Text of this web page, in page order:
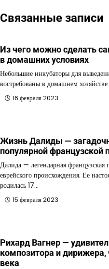
Связанные записи
Из чего можно сделать
в домашних условиях
Небольшие инкубаторы для
востребованы в домашнем
16 февраля 2023
Жизнь Далиды —
популярной французской
Далида — легендарная французская
еврейского происхождения. Ее
родилась 17…
15 февраля 2023
Рихард Вагнер —
композитора и
века